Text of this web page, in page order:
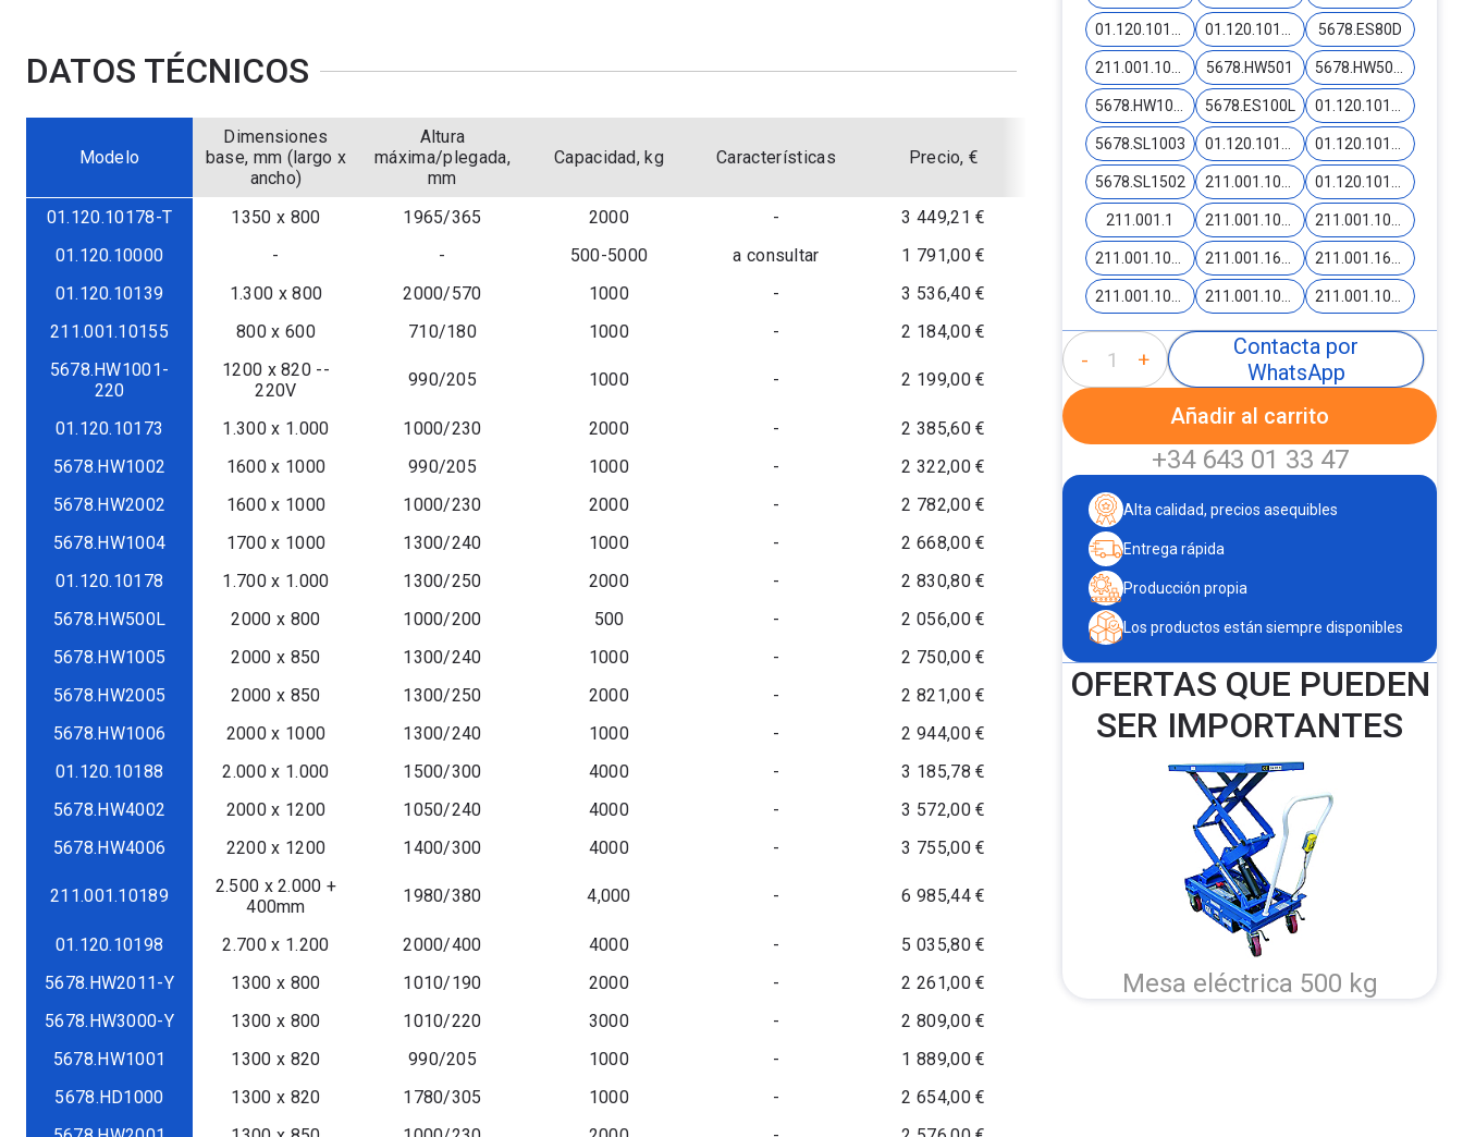
DATOS TÉCNICOS
Modelo
Dimensiones
base, mm (largo x
ancho)
Altura
máxima/plegada,
mm
Capacidad, kg Características Precio, €
01.120.10178-T 1350 x 800 1965/365 2000 -
3 449,21 €
01.120.10000
- - 500-5000 a consultar
1 791,00 €
01.120.10139
1.300 x 800 2000/570 1000 -
3 536,40 €
211.001.10155
800 x 600 710/180 1000 -
2 184,00 €
5678.HW1001-
220
1200 x 820 --
220V
990/205 1000 - 2 199,00 €
01.120.10173 1.300 x 1.000 1000/230 2000 -
2 385,60 €
5678.HW1002
1600 x 1000 990/205 1000 -
2 322,00 €
5678.HW2002
1600 x 1000 1000/230 2000 -
2 782,00 €
5678.HW1004
1700 x 1000 1300/240 1000 -
2 668,00 €
01.120.10178
1.700 x 1.000 1300/250 2000 -
2 830,80 €
5678.HW500L
2000 x 800 1000/200 500 -
2 056,00 €
5678.HW1005
2000 x 850 1300/240 1000 -
2 750,00 €
5678.HW2005
2000 x 850 1300/250 2000 -
2 821,00 €
5678.HW1006
2000 x 1000 1300/240 1000 -
2 944,00 €
01.120.10188
2.000 x 1.000 1500/300 4000 -
3 185,78 €
5678.HW4002
2000 x 1200 1050/240 4000 -
3 572,00 €
5678.HW4006
2200 x 1200 1400/300 4000 - 3 755,00 €
211.001.10189
2.500 x 2.000 +
400mm
1980/380 4,000 - 6 985,44 €
01.120.10198 2.700 x 1.200 2000/400 4000 -
5 035,80 €
5678.HW2011-Y
1300 x 800 1010/190 2000 -
2 261,00 €
5678.HW3000-Y
1300 x 800 1010/220 3000 -
2 809,00 €
5678.HW1001
1300 x 820 990/205 1000 -
1 889,00 €
5678.HD1000
1300 x 820 1780/305 1000 -
2 654,00 €
5678.ES80D
5678.HW501
5678.ES100L
5678.SL1003
5678.SL1502
211.001.1
- +
Contacta por
WhatsApp
Añadir al carrito
+34 643 01 33 47
Alta calidad, precios asequibles
Entrega rápida
Producción propia
Los productos están siempre disponibles
OFERTAS QUE PUEDEN
SER IMPORTANTES
Mesa eléctrica 500 kg